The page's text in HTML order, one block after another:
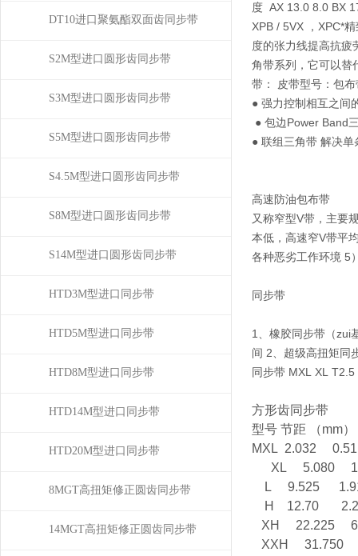
DT10进口聚氨酯双面齿同步带
S2M型进口圆形齿同步带
S3M型进口圆形齿同步带
S5M型进口圆形齿同步带
S4.5M型进口圆形齿同步带
S8M型进口圆形齿同步带
S14M型进口圆形齿同步带
HTD3M型进口同步带
HTD5M型进口同步带
HTD8M型进口同步带
HTD14M型进口同步带
HTD20M型进口同步带
8MGT高扭矩修正圆齿同步带
14MGT高扭矩修正圆齿同步带
度 AX 13.0 8.0 BX
XPB / 5VX ，XPC*
度的张力线提高抗疲
角带系列，它可以替
带： 皮带型号：包
● 强力控制相互之间
● 包边Power Band
● 联组三角带 解决
高速防油包布带
又称窄型V带，主要
本低，高速窄V带平
各种恶劣工作环境 5
同步带
1、橡胶同步带（zui
间 2、超级高扭矩同
同步带 MXL XL
方形齿同步带
型号 节距 （mm
MXL 2.032
XL 5.080
L 9.525
H 12.70
XH
XXH